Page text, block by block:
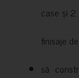
case și
finisaje
să